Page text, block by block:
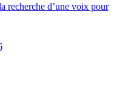
recherche d’une voix pour